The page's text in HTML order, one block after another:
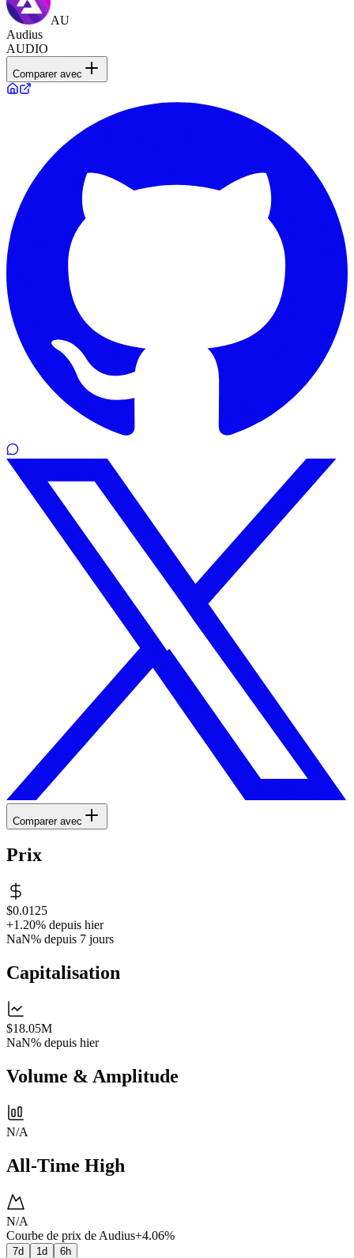
AU
Audius
AUDIO
Comparer avec
Comparer avec
Prix
$0.0125
+1.20% depuis hier
NaN% depuis 7 jours
Capitalisation
$18.05M
NaN% depuis hier
Volume & Amplitude
N/A
All-Time High
N/A
Courbe de prix de Audius+4.06%
7d 1d 6h